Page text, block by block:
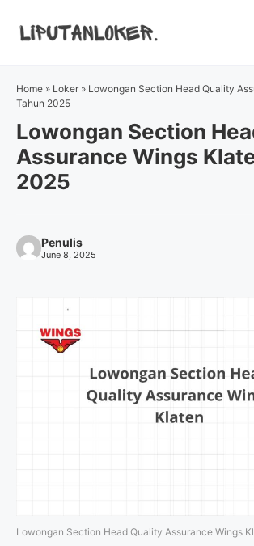
Home » Loker » Lowongan Section Head Quality
Tahun 2025
Lowongan Section
Assurance Wings
2025
Penulis
June 8, 2025
Lowongan Section Head Quality Assurance Wings